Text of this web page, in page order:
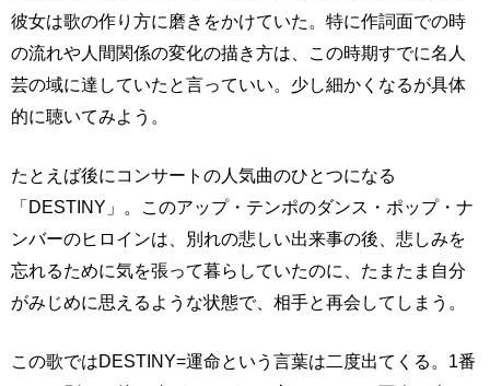
彼女は歌の作り方に磨きをかけていた。特に作詞面での時
の流れや人間関係の変化の描き方は、この時期すでに名人
芸の域に達していたと言っていい。少し細かくなるが具体
的に聴いてみよう。
たとえば後にコンサートの人気曲のひとつになる
「DESTINY」。このアップ・テンポのダンス・ポップ・ナ
ンバーのヒロインは、別れの悲しい出来事の後、悲しみを
忘れるために気を張って暮らしていたのに、たまたま自分
がみじめに思えるような状態で、相手と再会してしまう。
この歌ではDESTINY=運命という言葉は二度出てくる。1番